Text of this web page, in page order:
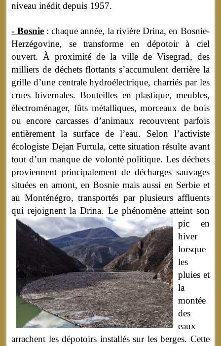
niveau inédit depuis 1957.
- Bosnie: chaque année, la rivière Drina, en Bosnie-
Herzégovine, se transforme en dépotoir à ciel
ouvert. À proximité de la ville de Visegrad, des
milliers de déchets flottants s’accumulent derrière la
grille d’une centrale hydroélectrique, charriés par les
crues hivernales. Bouteilles en plastique, meubles,
électroménager, fûts métalliques, morceaux de bois
ou encore carcasses d’animaux recouvrent parfois
entièrement la surface de l’eau. Selon l’activiste
écologiste Dejan Furtula, cette situation résulte avant
tout d’un manque de volonté politique. Les déchets
proviennent principalement de décharges sauvages
situées en amont, en Bosnie mais aussi en Serbie et
au Monténégro, transportés par plusieurs affluents
qui rejoignent la Drina. Le phénomène atteint son
pic en
hiver
lorsque
les
pluies et
la
montée
des
eaux
arrachent les dépotoirs installés sur les berges. Cette